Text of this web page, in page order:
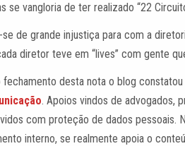
se vangloria de ter realizado “22
se de grande injustiça para com a
diretor teve em “lives” com gente
fechamento desta nota o blog constatou
. Apoios vindos de advogados,
com proteção de dados pessoais.
interno, se realmente apoia o